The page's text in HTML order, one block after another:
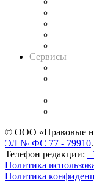
Сервисы
© ООО «Правовые
ЭЛ № ФС 77 - 79910.
Телефон редакции:
Политика
Политика